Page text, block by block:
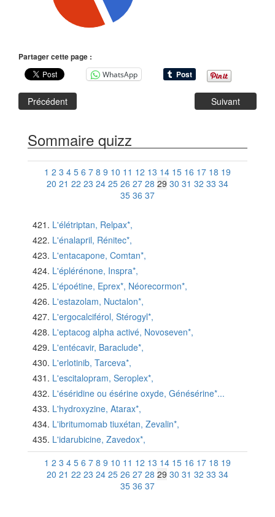
Partager cette page :
WhatsApp
Précédent Suivant
Sommaire quizz
1 2 3 4 5 6 7 8 9 10 11 12 13 14 15 16 17 18 19
20 21 22 23 24 25 26 27 28 29 30 31 32 33 34
35 36 37
L'élétriptan, Relpax*,
L'énalapril, Rénitec*,
L'entacapone, Comtan*,
L'éplérénone, Inspra*,
L'époétine, Eprex*, Néorecormon*,
L'estazolam, Nuctalon*,
L'ergocalciférol, Stérogyl*,
L'eptacog alpha activé, Novoseven*,
L'entécavir, Baraclude*,
L'erlotinib, Tarceva*,
L'escitalopram, Seroplex*,
L'éséridine ou ésérine oxyde, Génésérine*...
L'hydroxyzine, Atarax*,
L'ibritumomab tiuxétan, Zevalin*,
L'idarubicine, Zavedox*,
1 2 3 4 5 6 7 8 9 10 11 12 13 14 15 16 17 18 19
20 21 22 23 24 25 26 27 28 29 30 31 32 33 34
35 36 37